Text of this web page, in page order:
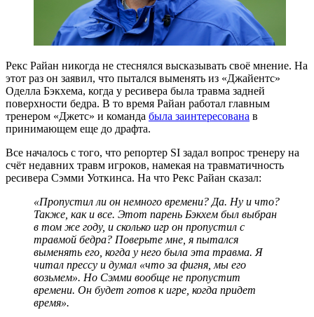
Рекс Райан никогда не стеснялся высказывать своё мнение. На
этот раз он заявил, что пытался выменять из «Джайентс»
Оделла Бэкхема, когда у ресивера была травма задней
поверхности бедра. В то время Райан работал главным
тренером «Джетс» и команда была заинтересована в
принимающем еще до драфта.
Все началось с того, что репортер SI задал вопрос тренеру на
счёт недавних травм игроков, намекая на травматичность
ресивера Сэмми Уоткинса. На что Рекс Райан сказал:
«Пропустил ли он немного времени? Да. Ну и что?
Также, как и все. Этот парень Бэкхем был выбран
в том же году, и сколько игр он пропустил с
травмой бедра? Поверьте мне, я пытался
выменять его, когда у него была эта травма. Я
читал прессу и думал «что за фигня, мы его
возьмем». Но Сэмми вообще не пропустит
времени. Он будет готов к игре, когда придет
время».